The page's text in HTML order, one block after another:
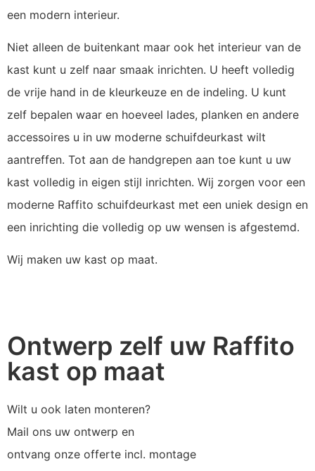
een modern interieur.
Niet alleen de buitenkant maar ook het interieur van de
kast kunt u zelf naar smaak inrichten. U heeft volledig
de vrije hand in de kleurkeuze en de indeling. U kunt
zelf bepalen waar en hoeveel lades, planken en andere
accessoires u in uw moderne schuifdeurkast wilt
aantreffen. Tot aan de handgrepen aan toe kunt u uw
kast volledig in eigen stijl inrichten. Wij zorgen voor een
moderne Raffito schuifdeurkast met een uniek design en
een inrichting die volledig op uw wensen is afgestemd.
Wij maken uw kast op maat.
Ontwerp zelf uw Raffito
kast op maat
Wilt u ook laten monteren?
Mail ons uw ontwerp en
ontvang onze offerte incl. montage